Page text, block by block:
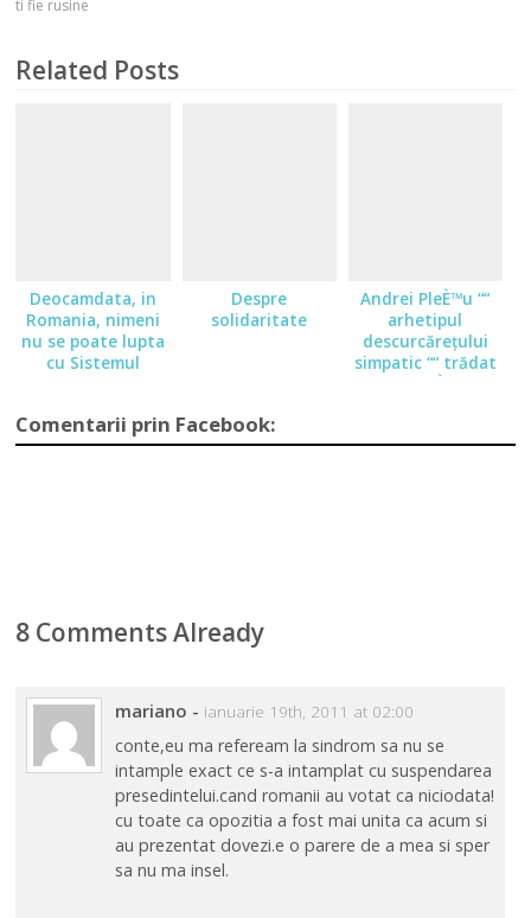
ti fie rusine
Related Posts
Deocamdata, in
Romania, nimeni
nu se poate lupta
cu Sistemul
Despre
solidaritate
Andrei PleÈ™u ““
arhetipul
descurcărețului
simpatic ““ trădat
Comentarii prin Facebook:
8 Comments Already
mariano - ianuarie 19th, 2011 at 02:00
conte,eu ma refeream la sindrom sa nu se
intample exact ce s-a intamplat cu suspendarea
presedintelui.cand romanii au votat ca niciodata!
cu toate ca opozitia a fost mai unita ca acum si
au prezentat dovezi.e o parere de a mea si sper
sa nu ma insel.